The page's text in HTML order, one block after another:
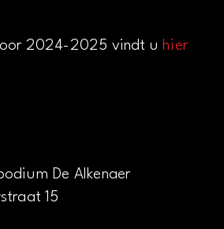
2024-2025 vindt uhier
De Alkenaer
15